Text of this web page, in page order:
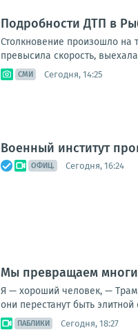
Подробности ДТП в
Столкновение произошло на
превысила скорость,
СМИ Сегодня, 14:25
Военный институт
ОФИЦ. Сегодня, 16:24
Мы превращаем
Я — хороший человек, —
они перестанут быть
ПАБЛИКИ Сегодня, 18:27